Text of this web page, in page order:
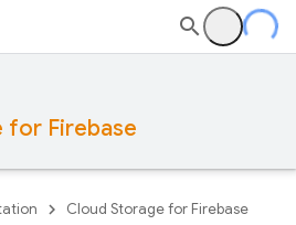
for Firebase
Cloud Storage for Firebase